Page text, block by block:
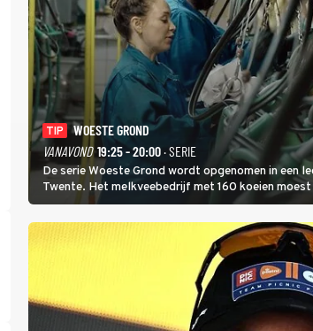
TIP
WOESTE GROND
VANAVOND 19:25 - 20:00· SERIE
De serie Woeste Grond wordt opgenomen in een
Twente. Het melkveebedrijf met 160 koeien
2000-gebied ligt. In de serie heerst er een